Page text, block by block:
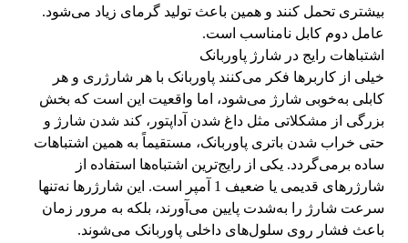
بیشتری تحمل کنند و همین باعث تولید گرمای زیاد می‌شود.
عامل دوم کابل نامناسب است.
اشتباهات رایج در شارژ پاوربانک
خیلی از کاربرها فکر می‌کنند پاوربانک با هر شارژری و هر
کابلی به‌خوبی شارژ می‌شود، اما واقعیت این است که بخش
بزرگی از مشکلاتی مثل داغ شدن آداپتور، کند شدن شارژ و
حتی خراب شدن باتری پاوربانک، مستقیماً به همین اشتباهات
ساده برمی‌گردد. یکی از رایج‌ترین اشتباه‌ها استفاده از
شارژرهای قدیمی یا ضعیف 1 آمپر است. این شارژرها نه‌تنها
سرعت شارژ را به‌شدت پایین می‌آورند، بلکه به مرور زمان
باعث فشار روی سلول‌های داخلی پاوربانک می‌شوند.